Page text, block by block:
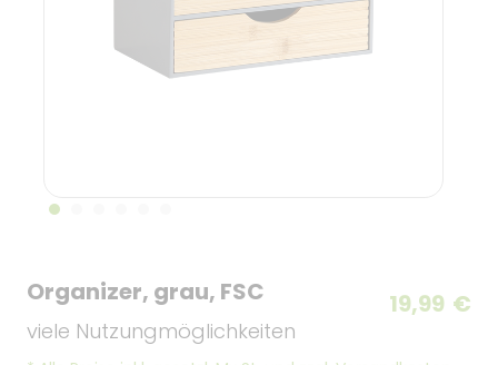
Organizer, grau, FSC
viele Nutzungmöglichkeiten
19,99 €